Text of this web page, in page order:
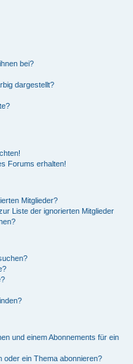
bei?
dargestellt?
Forums erhalten!
Mitglieder?
Liste der ignorierten Mitglieder
und einem Abonnements für ein
oder ein Thema abonnieren?